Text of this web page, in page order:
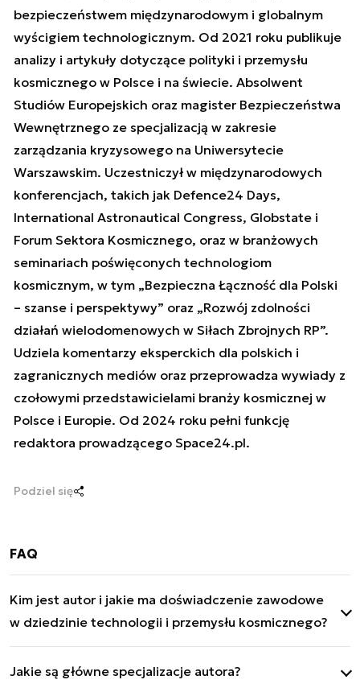
bezpieczeństwem międzynarodowym i globalnym
wyścigiem technologicznym. Od 2021 roku publikuje
analizy i artykuły dotyczące polityki i przemysłu
kosmicznego w Polsce i na świecie. Absolwent
Studiów Europejskich oraz magister Bezpieczeństwa
Wewnętrznego ze specjalizacją w zakresie
zarządzania kryzysowego na Uniwersytecie
Warszawskim. Uczestniczył w międzynarodowych
konferencjach, takich jak Defence24 Days,
International Astronautical Congress, Globstate i
Forum Sektora Kosmicznego, oraz w branżowych
seminariach poświęconych technologiom
kosmicznym, w tym „Bezpieczna Łączność dla Polski
– szanse i perspektywy” oraz „Rozwój zdolności
działań wielodomenowych w Siłach Zbrojnych RP”.
Udziela komentarzy eksperckich dla polskich i
zagranicznych mediów oraz przeprowadza wywiady z
czołowymi przedstawicielami branży kosmicznej w
Polsce i Europie. Od 2024 roku pełni funkcję
redaktora prowadzącego Space24.pl.
Podziel się
FAQ
Kim jest autor i jakie ma doświadczenie zawodowe
w dziedzinie technologii i przemysłu kosmicznego?
kosmicznej, rozwoju polskiego sektora
Jakie są główne specjalizacje autora?